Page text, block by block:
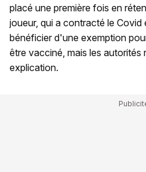
placé une première fois en
joueur, qui a contracté le Covid
bénéficier d'une exemption
être vacciné, mais les
explication.